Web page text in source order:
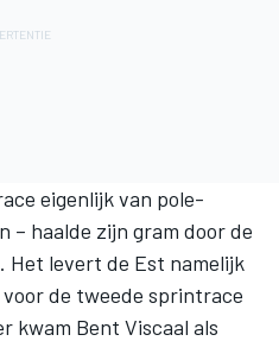
eigenlijk van pole-
– haalde zijn gram door de
Het levert de Est namelijk
de tweede sprintrace
kwam Bent Viscaal als